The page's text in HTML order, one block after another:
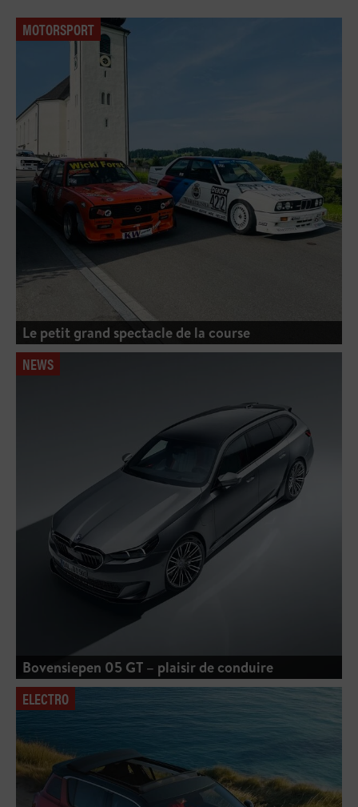
MOTORSPORT
Le petit grand spectacle de la course
NEWS
Bovensiepen 05 GT – plaisir de conduire
ELECTRO